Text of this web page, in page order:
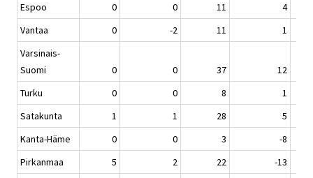
Espoo
0 0 11
4
Vantaa
0 -2 11
1
Varsinais-
Suomi
0 0 37
12
Turku
0 0 8
1
Satakunta
1 1 28
5
Kanta-Häme
0 0 3
-8
Pirkanmaa
5 2 22
-13